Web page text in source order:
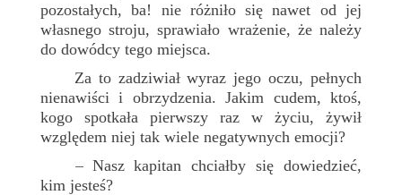
pozostałych, ba! nie różniło się nawet od jej
własnego stroju, sprawiało wrażenie, że należy
do dowódcy tego miejsca.
Za to zadziwiał wyraz jego oczu, pełnych
nienawiści i obrzydzenia. Jakim cudem, ktoś,
kogo spotkała pierwszy raz w życiu, żywił
względem niej tak wiele negatywnych emocji?
– Nasz kapitan chciałby się dowiedzieć,
kim jesteś?